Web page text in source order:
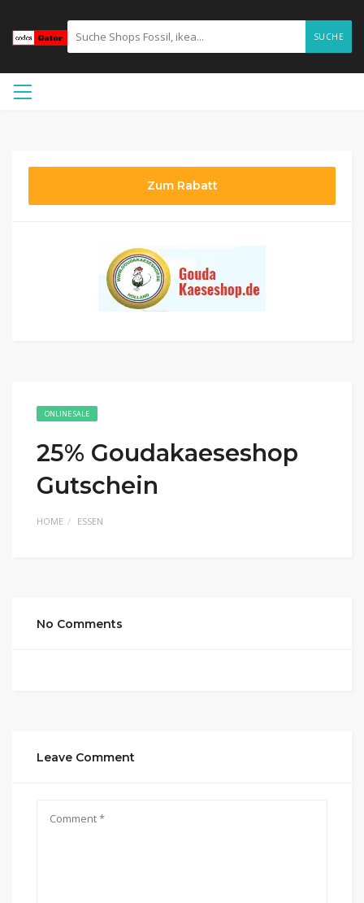
SUCHE
Zum Rabatt
ONLINE SALE
25% Goudakaeseshop
Gutschein
HOME ESSEN
No Comments
Leave Comment